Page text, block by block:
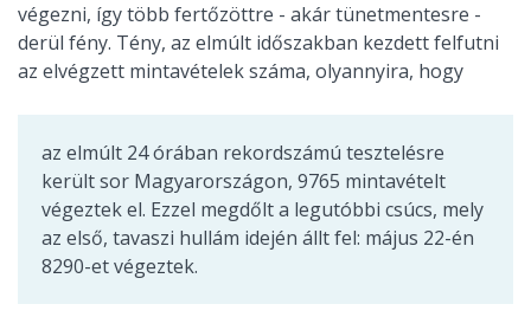
végezni, így több fertőzöttre - akár tünetmentesre -
derül fény. Tény, az elmúlt időszakban kezdett felfutni
az elvégzett mintavételek száma, olyannyira, hogy
az elmúlt 24 órában rekordszámú tesztelésre
került sor Magyarországon, 9765 mintavételt
végeztek el. Ezzel megdőlt a legutóbbi csúcs, mely
az első, tavaszi hullám idején állt fel: május 22-én
8290-et végeztek.